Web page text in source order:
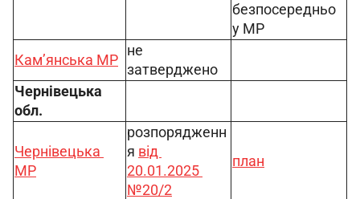
безпосередньо
у МР
Кам’янська МР
не
затверджено
Чернівецька
обл.
Чернівецька
МР
розпорядженн
я від
20.01.2025
№20/2
план